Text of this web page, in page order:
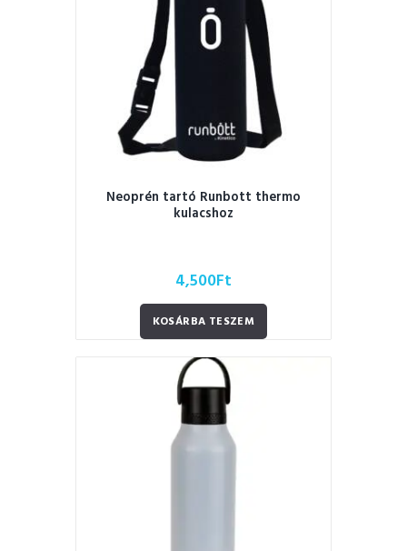
Neoprén tartó Runbott thermo
kulacshoz
4,500Ft
KOSÁRBA TESZEM